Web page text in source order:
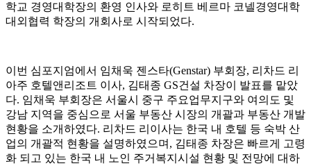
학교 경영대학장의 환영 인사와 로히트 베르마 코넬경영대학
대외협력 학장의 개회사로 시작되었다.
이번 심포지엄에서 임채욱 젠스타(Genstar) 부회장, 리차드 리
아주 호텔앤리조트 이사, 김태종 GS건설 차장이 발표를 맡았
다. 임채욱 부회장은 서울시 중구 주요업무지구와 여의도 및
강남 지역을 중심으로 서울 부동산 시장의 개괄과 부동산 개발
현황을 소개하였다. 리차드 리이사는 한국 내 호텔 등 숙박 산
업의 개괄적 현황을 설명하였으며, 김태종 차장은 빠르게 고령
화 되고 있는 한국 내 노인 주거복지시설 현황 및 전망에 대하